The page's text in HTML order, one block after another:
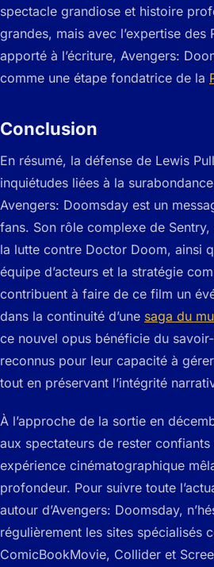
spectacle grandiose et histoire
grandes, mais avec l’expertise des
apporté à l’écriture, Avengers:
comme une étape fondatrice de la
Conclusion
En résumé, la défense de Lewis
inquiétudes liées à la
Avengers: Doomsday est un
fans. Son rôle complexe de
la lutte contre Doctor Doom, ainsi
équipe d’acteurs et la stratégie
contribuent à faire de ce film un
dans la continuité d’une saga du
ce nouvel opus bénéficie du
reconnus pour leur capacité à
tout en préservant l’intégrité
À l’approche de la sortie en
aux spectateurs de rester
expérience cinématographique
profondeur. Pour suivre toute
autour d’Avengers: Doomsday,
régulièrement les sites spécialisés
ComicBookMovie, Collider et